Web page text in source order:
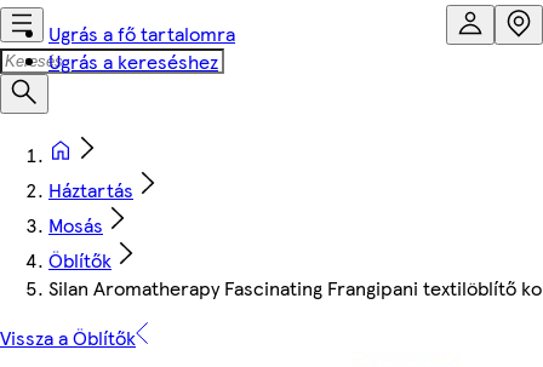
Ugrás a fő tartalomra
Ugrás a kereséshez
Háztartás
Mosás
Öblítők
Silan Aromatherapy Fascinating Frangipani textilöblítő
Vissza a Öblítők